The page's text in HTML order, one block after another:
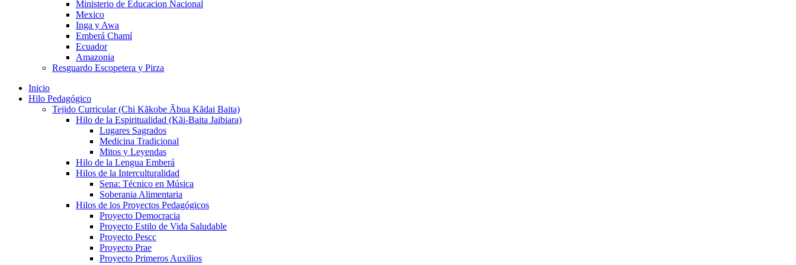
Ministerio de Educacion Nacional
Mexico
Inga y Awa
Emberá Chamí
Ecuador
Amazonia
Resguardo Escopetera y Pirza
Inicio
Hilo Pedagógico
Tejido Curricular (Chi Kãkobe Ãbua Kãdai Baita)
Hilo de la Espiritualidad (Kãi-Baita Jaibiara)
Lugares Sagrados
Medicina Tradicional
Mitos y Leyendas
Hilo de la Lengua Emberá
Hilos de la Interculturalidad
Sena: Técnico en Música
Soberania Alimentaria
Hilos de los Proyectos Pedagógicos
Proyecto Democracia
Proyecto Estilo de Vida Saludable
Proyecto Pescc
Proyecto Prae
Proyecto Primeros Auxilios